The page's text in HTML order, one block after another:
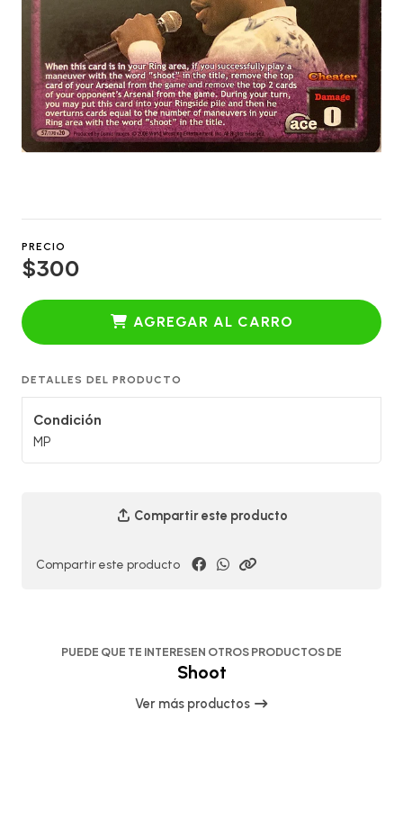
PRECIO
$300
AGREGAR AL CARRO
DETALLES DEL PRODUCTO
Condición
MP
Compartir este producto
Compartir este producto
PUEDE QUE TE INTERESEN OTROS PRODUCTOS DE
Shoot
Ver más productos